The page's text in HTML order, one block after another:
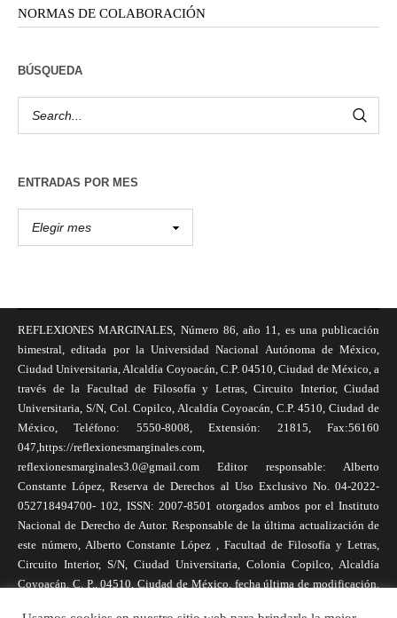
NORMAS DE COLABORACIÓN
BÚSQUEDA
ENTRADAS POR MES
REFLEXIONES MARGINALES, Número 86, año 11, es una publicación
bimestral, editada por la Universidad Nacional Autónoma de México,
Ciudad Universitaria, Alcaldía Coyoacán, C.P. 04510, Ciudad de México, a
través de la Facultad de Filosofía y Letras, Circuito Interior, Ciudad
Universitaria, S/N, Col. Copilco, Alcaldía Coyoacán, C.P. 4510, Ciudad de
México, Teléfono: 5550-8008, Extensión: 21815, Fax:56160
047,https://reflexionesmarginales.com,
reflexionesmarginales3.0@gmail.com Editor responsable: Alberto
Constante López, Reserva de Derechos al Uso Exclusivo No. 04-2022-
052718494700- 102, ISSN: 2007-8501 otorgados ambos por el Instituto
Nacional de Derecho de Autor. Responsable de la última actualización de
este número, Alberto Constante López , Facultad de Filosofía y Letras,
Circuito Interior, S/N, Ciudad Universitaria, Colonia Copilco, Alcaldía
Coyoacán, C. P., 04510, Ciudad de México, fecha última de modificación,